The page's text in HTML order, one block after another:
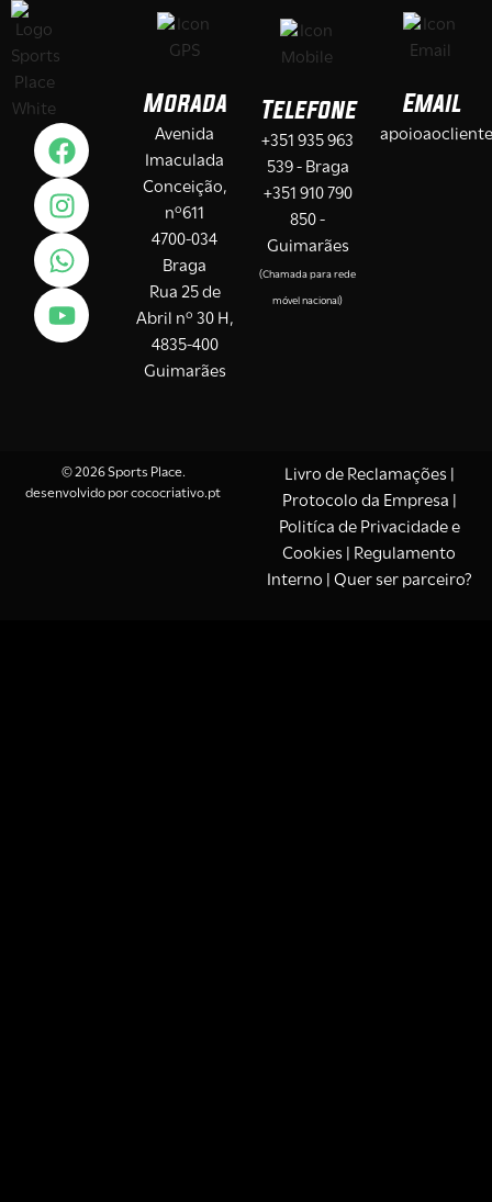
Morada
Avenida
Imaculada
Conceição,
nº611
4700-034
Braga
Rua 25 de
Abril nº 30 H,
4835-400
Guimarães
Telefone
+351 935 963
539 - Braga
+351 910 790
850 -
Guimarães
(Chamada para rede
móvel nacional)
Email
© 2026 Sports Place.
desenvolvido porcococriativo.pt
Livro de Reclamações
Protocolo da Empresa
Politíca de Privacidade e
Cookies | Regulamento
Interno | Quer ser parceiro?